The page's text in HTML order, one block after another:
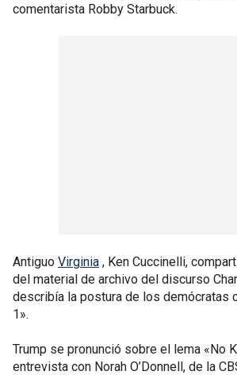
comentarista Robby Starbuck.
Antiguo Virginia , Ken Cuccinelli,
del material de archivo del discurso
describía la postura de los demócratas
1».
Trump se pronunció sobre el lema «No
entrevista con Norah O’Donnell, de la